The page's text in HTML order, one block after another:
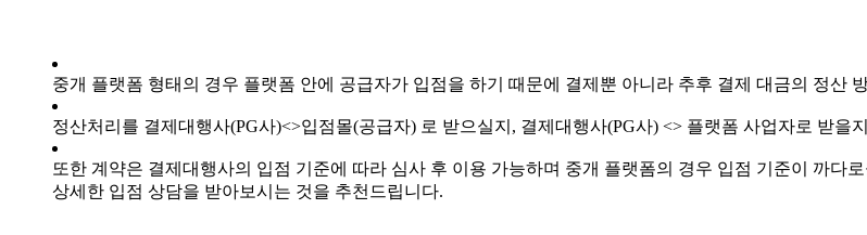
중개 플랫폼 형태의 경우 플랫폼 안에 공급자가 입점을 하기 때문에 결제뿐 아니라 추후 결제 대금의 정산
정산처리를 결제대행사(PG사)<>입점몰(공급자) 로 받으실지, 결제대행사(PG사) <> 플랫폼 사업자로 받을
또한 계약은 결제대행사의 입점 기준에 따라 심사 후 이용 가능하며 중개 플랫폼의 경우 입점 기준이 까다
상세한 입점 상담을 받아보시는 것을 추천드립니다.